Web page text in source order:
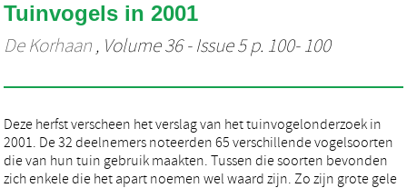
Tuinvogels in 2001
De Korhaan , Volume 36 - Issue 5 p. 100- 100
Deze herfst verscheen het verslag van het tuinvogelonderzoek in
2001. De 32 deelnemers noteerden 65 verschillende vogelsoorten
die van hun tuin gebruik maakten. Tussen die soorten bevonden
zich enkele die het apart noemen wel waard zijn. Zo zijn grote gele